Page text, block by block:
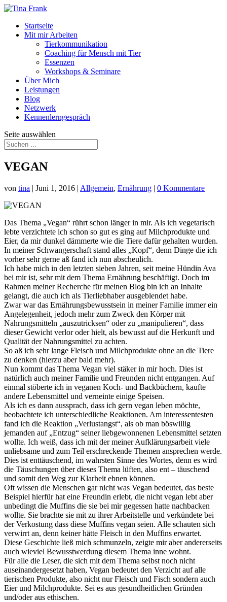
Startseite
Mit mir Arbeiten
Tierkommunikation
Coaching für Mensch mit Tier
Essenzen
Workshops & Seminare
Über Mich
Leistungen
Blog
Netzwerk
Kennenlerngespräch
Seite auswählen
VEGAN
von tina | Juni 1, 2016 | Allgemein, Ernährung | 0 Kommentare
Das Thema „Vegan“ rührt schon länger in mir. Als ich vegetarisch
lebte verzichtete ich schon so gut es ging auf Milchprodukte und
Eier, da mir dunkel dämmerte wie die Tiere dafür gehalten wurden.
In meiner Schwangerschaft stand alles „Kopf“, denn Dinge die ich
vorher sehr gerne aß fand ich nun abscheulich.
Ich habe mich in den letzten sieben Jahren, seit meine Hündin Ava
bei mir ist, sehr mit dem Thema Ernährung beschäftigt. Doch im
Rahmen meiner Recherche für meinen Blog bin ich an Inhalte
gelangt, die auch ich als Tierliebhaber ausgeblendet habe.
Zwar war das Ernährungsbewusstsein in meiner Familie immer ein
Angelegenheit, jedoch mehr zum Zweck den Körper mit
Nahrungsmitteln „auszutricksen“ oder zu „manipulieren“, dass
dieser Gewicht verlor oder hielt, als bewusst auf die Herkunft und
Qualität der Nahrungsmittel zu achten.
So aß ich sehr lange Fleisch und Milchprodukte ohne an die Tiere
zu denken (hierzu aber bald mehr).
Nun kommt das Thema Vegan viel stäker in mir hoch. Dies ist
natürlich auch meiner Familie und Freunden nicht entgangen. Auf
einmal stöberte ich in veganen Koch- und Backbüchern, kaufte
andere Lebensmittel und verneinte einige Speisen.
Als ich es dann aussprach, dass ich gern vegan leben möchte,
beobachtete ich unterschiedliche Reaktionen. Am interessentesten
fand ich die Reaktion „Verlustangst“, als ob man böswillig
jemanden auf „Entzug“ seiner liebgewonnenen Lebensmittel setzten
wollte. Ich weiß, dass ich mit der meiner Aufklärungsarbeit viele
unliebsame und zum Teil erschreckende Themen ansprechen werde.
Dies ist enttäuschend, im wahrsten Sinne des Wortes, denn es wird
die Täuschungen über dieses Thema lüften, also ent – täuschend
und somit den Weg zur Klarheit ebnen können.
Oft wissen die Menschen gar nicht was Vegan bedeutet, das beste
Beispiel hierfür hat eine Freundin erlebt, die nicht vegan lebt aber
unbedingt die Muffins die sie bei mir gegessen hatte nachbacken
wollte. Sie brachte sie mit zu ihrer Arbeitstelle und verkündete bei
der Verkostung dass diese Muffins vegan seien. Alle schauten sich
verwirrt an, denn keiner hätte Fleisch in den Muffins erwartet.
Diese Geschichte ließ mich schmunzeln, zeigte mir aber andererseits
auch wieviel Bewusstwerdung diesem Thema inne wohnt.
Für alle die Leser, die sich mit dem Thema selbst noch nicht
auseinandergesetzt haben, Vegan bedeutet den Verzicht auf alle
tierischen Produkte, also nicht nur Fleisch und Fisch sondern auch
Eier und Milchprodukte. Sei es aus gesundheitlichen Gründen
und/oder aus ethischen.